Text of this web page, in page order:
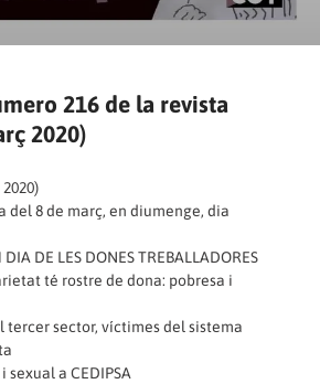
216 de la revista
2020)
del 8 de març, en diumenge, dia
DE LES DONES TREBALLADORES
té rostre de dona: pobresa i
tercer sector, víctimes del sistema
a CEDIPSA